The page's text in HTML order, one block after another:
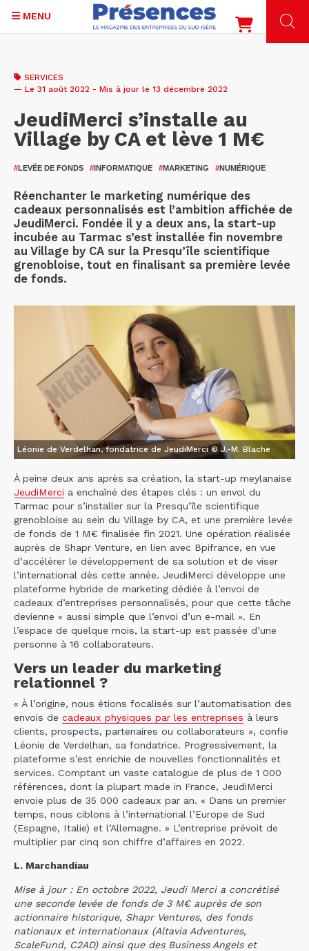
contenu
MENU
SERVICES
— Le 31 août 2022 - Mis à jour le 13 décembre 2022
JeudiMerci s’installe au
Village by CA et lève 1 M€
#LEVÉE DE FONDS #INFORMATIQUE #MARKETING #NUMÉRIQUE
Réenchanter le marketing numérique des
cadeaux personnalisés est l’ambition affichée de
JeudiMerci. Fondée il y a deux ans, la start-up
incubée au Tarmac s’est installée fin novembre
au Village by CA sur la Presqu’île scientifique
grenobloise, tout en finalisant sa première levée
de fonds.
Léonie de Verdelhan, fondatrice de JeudiMerci © J.-M. Blache
À peine deux ans après sa création, la start-up meylanaise
JeudiMerci a enchaîné des étapes clés : un envol du
Tarmac pour s’installer sur la Presqu’île scientifique
grenobloise au sein du Village by CA, et une première levée
de fonds de 1 M€ finalisée fin 2021. Une opération réalisée
auprès de Shapr Venture, en lien avec Bpifrance, en vue
d’accélérer le développement de sa solution et de viser
l’international dès cette année. JeudiMerci développe une
plateforme hybride de marketing dédiée à l’envoi de
cadeaux d’entreprises personnalisés, pour que cette tâche
devienne « aussi simple que l’envoi d’un e-mail ». En
l’espace de quelque mois, la start-up est passée d’une
personne à 16 collaborateurs.
Vers un leader du marketing
relationnel ?
« À l’origine, nous étions focalisés sur l’automatisation des
envois de cadeaux physiques par les entreprises à leurs
clients, prospects, partenaires ou collaborateurs », confie
Léonie de Verdelhan, sa fondatrice. Progressivement, la
plateforme s’est enrichie de nouvelles fonctionnalités et
services. Comptant un vaste catalogue de plus de 1 000
références, dont la plupart made in France, JeudiMerci
envoie plus de 35 000 cadeaux par an. « Dans un premier
temps, nous ciblons à l’international l’Europe de Sud
(Espagne, Italie) et l’Allemagne. » L’entreprise prévoit de
multiplier par cinq son chiffre d’affaires en 2022.
L. Marchandiau
Mise à jour : En octobre 2022, Jeudi Merci a concrétisé
une seconde levée de fonds de 3 M€ auprès de son
actionnaire historique, Shapr Ventures, des fonds
nationaux et internationaux (Altavia Adventures,
ScaleFund, C2AD) ainsi que des Business Angels et